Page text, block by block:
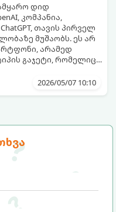
დიდ
კომპანია,
თავის პირველ
მუშაობს. ეს არ
არამედ
გაჯეტი, რომელიც
ამ მოწყობილობის
2026/05/07 10:10